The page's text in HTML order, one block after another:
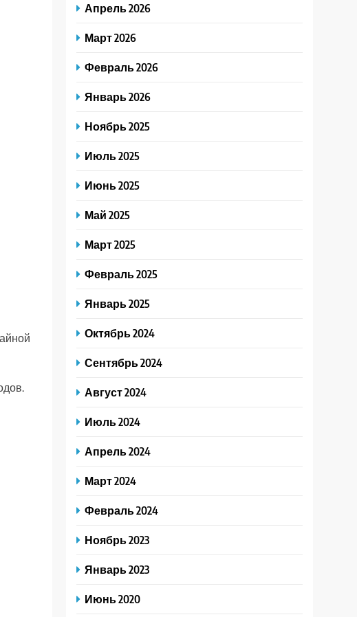
Апрель 2026
Март 2026
Февраль 2026
Январь 2026
Ноябрь 2025
Июль 2025
Июнь 2025
Май 2025
Март 2025
Февраль 2025
Январь 2025
Октябрь 2024
Сентябрь 2024
Август 2024
Июль 2024
Апрель 2024
Март 2024
Февраль 2024
Ноябрь 2023
Январь 2023
Июнь 2020